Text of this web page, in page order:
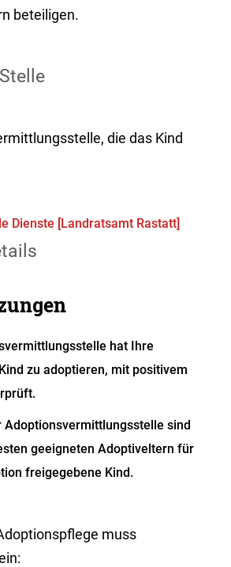
beteiligen.
die das Kind
Dienste [Landratsamt Rastatt]
hat Ihre
zu adoptieren, mit positivem
Adoptionsvermittlungsstelle sind
geeigneten Adoptiveltern für
freigegebene Kind.
muss